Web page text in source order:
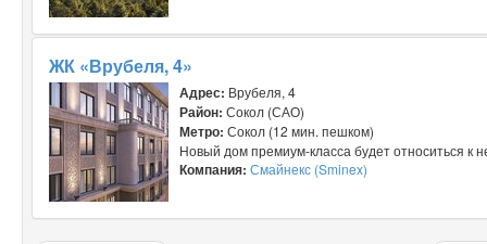
ЖК «Врубеля, 4»
Адрес: Врубеля, 4
Район: Сокол (САО)
Метро: Сокол (12 мин. пешком)
Новый дом премиум-класса будет относиться к
Компания: Смайнекс (Sminex)